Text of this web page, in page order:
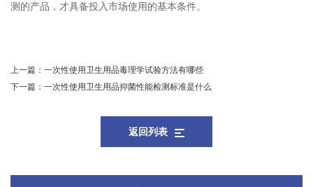
测的产品，才具备投入市场使用的基本条件。
上一篇： 一次性使用卫生用品毒理学试验方法有哪些
下一篇： 一次性使用卫生用品抑菌性能检测标准是什么
返回列表